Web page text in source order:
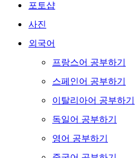
포토샵
사진
외국어
프랑스어 공부하기
스페인어 공부하기
이탈리아어 공부하기
독일어 공부하기
영어 공부하기